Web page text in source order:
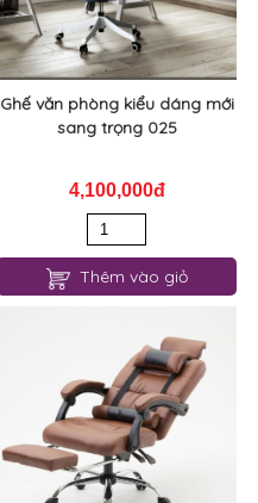
Ghế văn phòng kiểu dáng mới
sang trọng 025
4,100,000đ
Thêm vào giỏ